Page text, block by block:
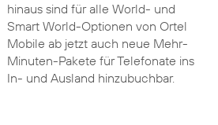
hinaus sind für alle World- und
Smart World-Optionen von Ortel
Mobile ab jetzt auch neue Mehr-
Minuten-Pakete für Telefonate ins
In- und Ausland hinzubuchbar.